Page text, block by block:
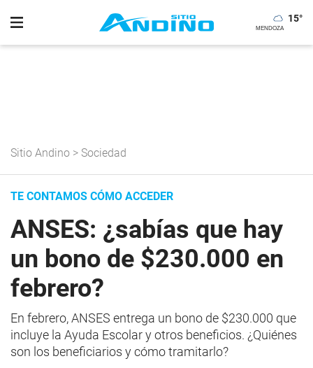
15°
Sitio Andino > Sociedad
TE CONTAMOS CÓMO ACCEDER
ANSES: ¿sabías que hay
un bono de $230.000 en
febrero?
En febrero, ANSES entrega un bono de $230.000 que
incluye la Ayuda Escolar y otros beneficios. ¿Quiénes
son los beneficiarios y cómo tramitarlo?